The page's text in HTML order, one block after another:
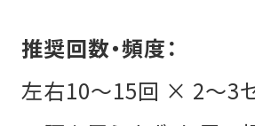
推奨回数・頻度：
左右10〜15回 × 2〜3